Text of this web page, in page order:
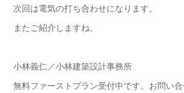
次回は電気の打ち合わせになります。
またご紹介しますね。
小林義仁／小林建築設計事務所
無料ファーストプラン受付中です。お問い